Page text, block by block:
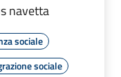
navetta
sociale
sociale